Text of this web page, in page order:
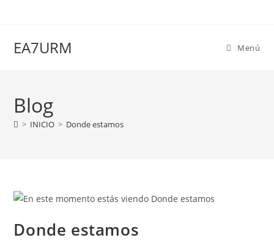
EA7URM Menú
Blog
> INICIO > Donde estamos
Donde estamos